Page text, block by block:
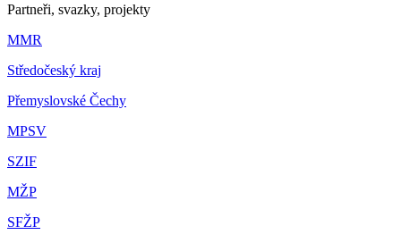
Partneři, svazky, projekty
MMR
Středočeský kraj
Přemyslovské Čechy
MPSV
SZIF
MŽP
SFŽP